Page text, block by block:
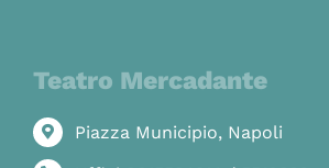
Teatro Mercadante
Piazza Municipio, Napoli